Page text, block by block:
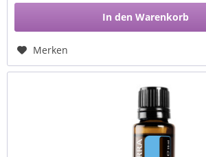
In den Warenkorb
Merken